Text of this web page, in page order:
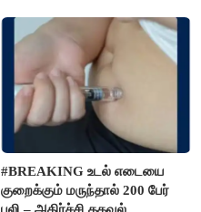
#BREAKING உடல் எடையை
குறைக்கும் மருந்தால் 200 பேர்